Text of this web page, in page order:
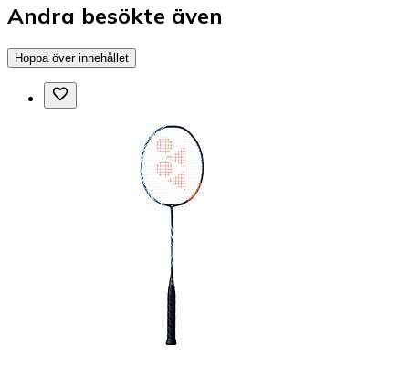
Andra besökte även
Hoppa över innehållet